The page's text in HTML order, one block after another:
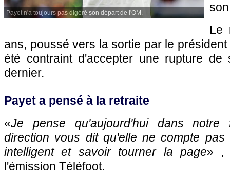
Payet n'a toujours pas digéré son départ de l'OM.
Le
ans, poussé vers la sortie par le
été contraint d'accepter une rupture de
dernier.
Payet a pensé à la retraite
«Je pense qu'aujourd'hui dans notre
direction vous dit qu'elle ne compte
intelligent et savoir tourner la page» ,
l'émission Téléfoot.